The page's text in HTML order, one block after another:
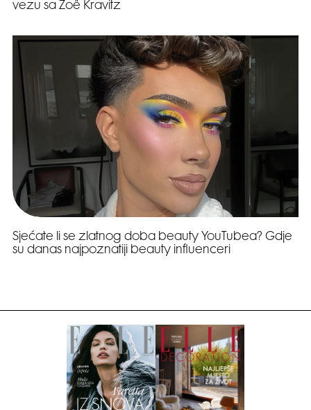
vezu sa Zoë Kravitz
Sjećate li se zlatnog doba beauty YouTubea? Gdje
su danas najpoznatiji beauty influenceri